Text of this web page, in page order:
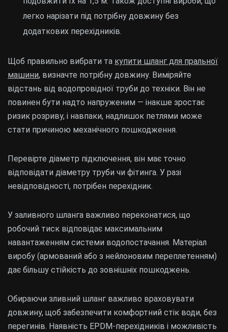
легко нарізати під потрібну довжину без
додаткових перехідників.
Щоб правильно вибрати та купити шланг для пральної
машини, визначте потрібну довжину. Виміряйте
відстань від водопровідної труби до техніки. Він не
повинен бути надто напруженим — інакше зростає
ризик розриву, і навпаки, надлишок петлями може
стати причиною механічного пошкодження.
Перевірте діаметр підключення, він має точно
відповідати діаметру труби чи фітинга. У разі
невідповідності, потрібен перехідник.
У заливного шланга важливо переконатися, що
робочий тиск відповідає максимальним
навантаженням системи водопостачання. Матеріал
виробу (армований або з нейлоновим переплетенням)
дає більшу стійкість до зовнішніх пошкоджень.
Обираючи зливний шланг важливо враховувати
довжину, щоб забезпечити комфортний стік води, без
перегинів. Наявність EPDM-перехідників і можливість